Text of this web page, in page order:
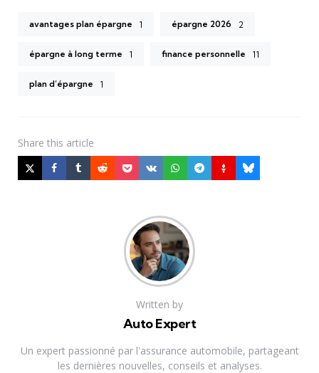
avantages plan épargne 1 épargne 2026 2
épargne à long terme 1 finance personnelle 11
plan d’épargne 1
Share this article
Written by
Auto Expert
Un expert passionné par l'assurance automobile, partageant
les dernières nouvelles, conseils et analyses.